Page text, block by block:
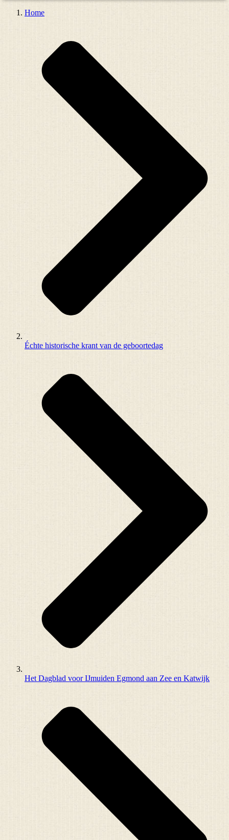
Home
Échte historische krant van de geboortedag
Het Dagblad voor IJmuiden Egmond aan Zee en Katwijk